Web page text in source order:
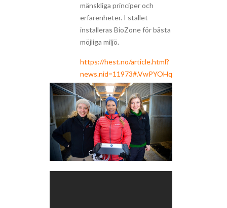
mänskliga principer och
erfarenheter. I stallet
installeras BioZone för bästa
möjliga miljö.
https://hest.no/article.html?
news.nid=11973#.VwPYOHq1DIU